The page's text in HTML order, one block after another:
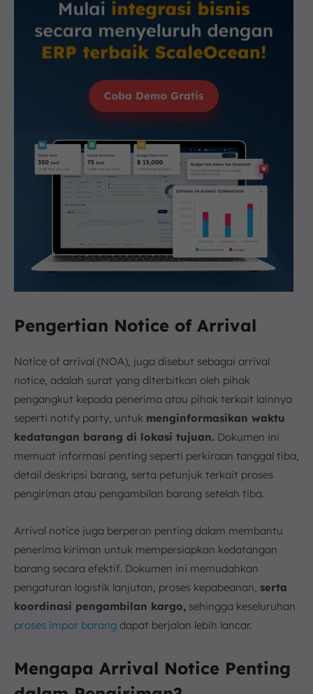
Pengertian Notice of Arrival
Notice of arrival (NOA), juga disebut sebagai arrival
notice, adalah surat yang diterbitkan oleh pihak
pengangkut kepada penerima atau pihak terkait lainnya
seperti notify party, untuk menginformasikan waktu
kedatangan barang di lokasi tujuan. Dokumen ini
memuat informasi penting seperti perkiraan tanggal tiba,
detail deskripsi barang, serta petunjuk terkait proses
pengiriman atau pengambilan barang setelah tiba.
Arrival notice juga berperan penting dalam membantu
penerima kiriman untuk mempersiapkan kedatangan
barang secara efektif. Dokumen ini memudahkan
pengaturan logistik lanjutan, proses kepabeanan, serta
koordinasi pengambilan kargo, sehingga keseluruhan
proses impor barang dapat berjalan lebih lancar.
Mengapa Arrival Notice Penting